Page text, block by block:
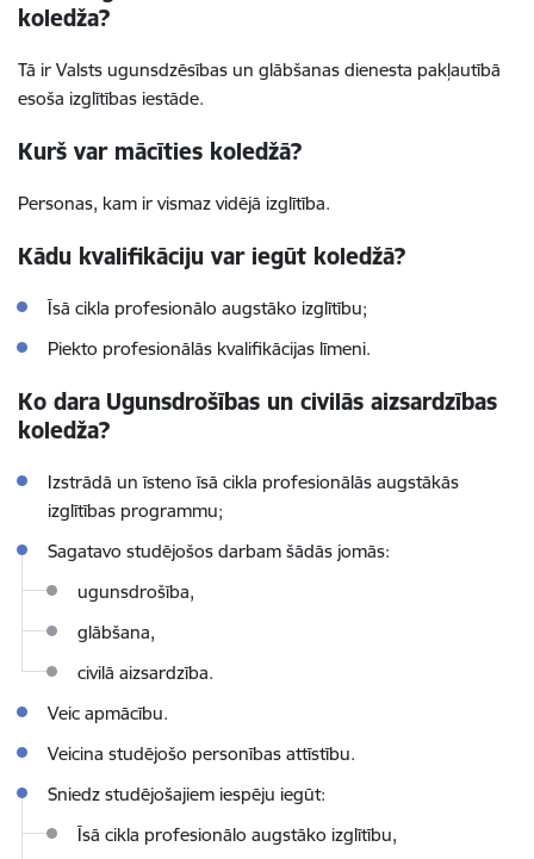
koledža?
Tā ir Valsts ugunsdzēsības un glābšanas dienesta pakļautībā
esoša izglītības iestāde.
Kurš var mācīties koledžā?
Personas, kam ir vismaz vidējā izglītība.
Kādu kvalifikāciju var iegūt koledžā?
Īsā cikla profesionālo augstāko izglītību;
Piekto profesionālās kvalifikācijas līmeni.
Ko dara Ugunsdrošības un civilās aizsardzības
koledža?
Izstrādā un īstenoīsā cikla profesionālās augstākās
izglītības programmu;
Sagatavo studējošos darbam šādās jomās:
ugunsdrošība,
glābšana,
civilā aizsardzība.
Veic apmācību.
Veicina studējošo personības attīstību.
Sniedz studējošajiem iespēju iegūt:
Īsā cikla profesionālo augstāko izglītību,